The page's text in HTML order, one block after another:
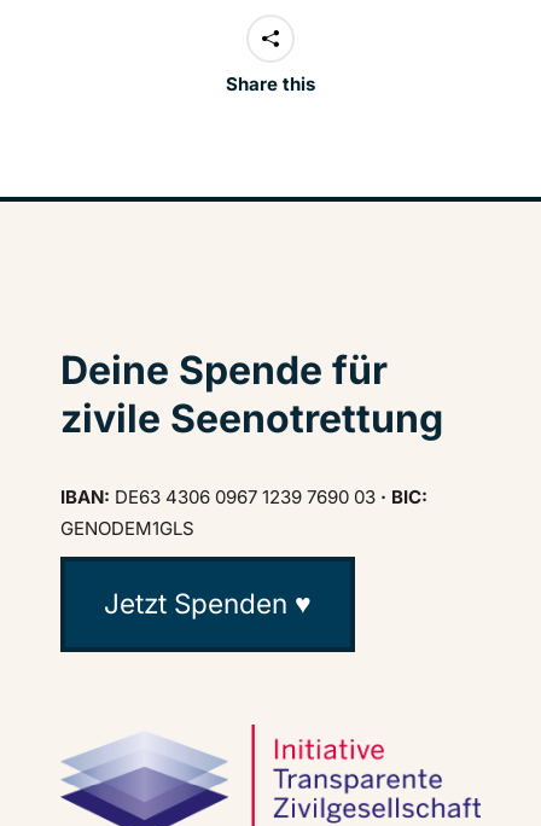
Share this
Deine Spende für
zivile Seenotrettung
IBAN: DE63 4306 0967 1239 7690 03 · BIC:
GENODEM1GLS
Jetzt Spenden ♥